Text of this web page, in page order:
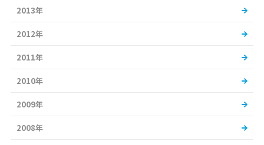
2013年
2012年
2011年
2010年
2009年
2008年